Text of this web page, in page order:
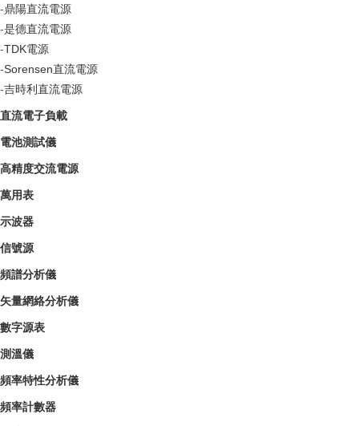
-鼎陽直流電源
-是德直流電源
-TDK電源
-Sorensen直流電源
-吉時利直流電源
直流電子負載
電池測試儀
高精度交流電源
萬用表
示波器
信號源
頻譜分析儀
矢量網絡分析儀
數字源表
測溫儀
頻率特性分析儀
頻率計數器